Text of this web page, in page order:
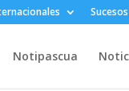
Sucesos
Notipascua